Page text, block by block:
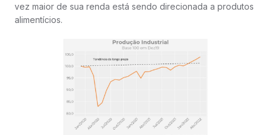
vez maior de sua renda está sendo direcionada a produtos
alimentícios.